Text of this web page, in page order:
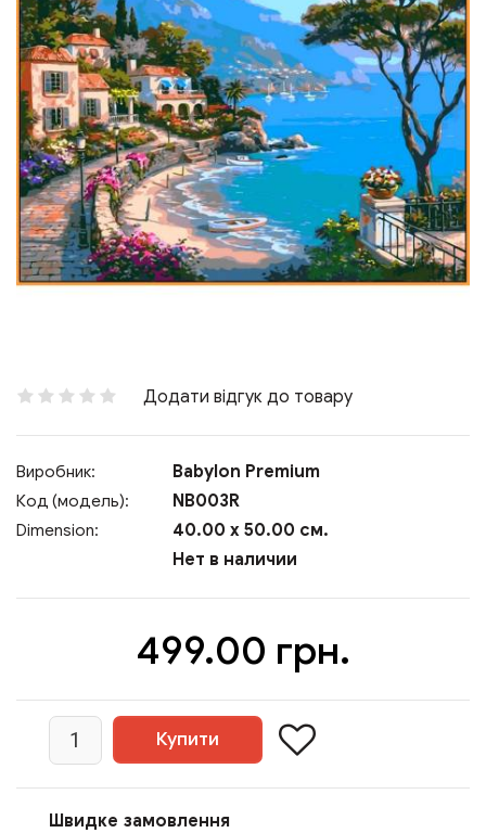
Додати відгук до товару
Виробник: Babylon Premium
Код (модель): NB003R
Dimension:
40.00 x 50.00 см.
Нет в наличии
499.00 грн.
Швидке замовлення